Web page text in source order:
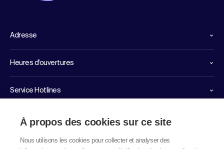
Adresse
Heures d'ouvertures
Service Hotlines
Liens importants
À propos des cookies sur ce site
Nous utilisons les cookies pour collecter et analyser des